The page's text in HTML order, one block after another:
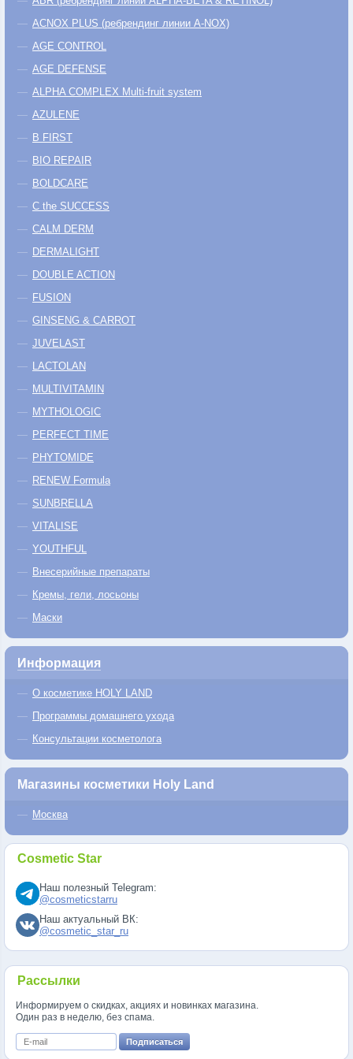
ACNOX PLUS (ребрендинг линии A-NOX)
AGE CONTROL
AGE DEFENSE
ALPHA COMPLEX Multi-fruit system
AZULENE
B FIRST
BIO REPAIR
BOLDCARE
C the SUCCESS
CALM DERM
DERMALIGHT
DOUBLE ACTION
FUSION
GINSENG & CARROT
JUVELAST
LACTOLAN
MULTIVITAMIN
MYTHOLOGIC
PERFECT TIME
PHYTOMIDE
RENEW Formula
SUNBRELLA
VITALISE
YOUTHFUL
Внесерийные препараты
Кремы, гели, лосьоны
Маски
Информация
О косметике HOLY LAND
Программы домашнего ухода
Консультации косметолога
Магазины косметики Holy Land
Москва
Cosmetic Star
Наш полезный Telegram:
@cosmeticstarru
Наш актуальный ВК:
@cosmetic_star_ru
Рассылки
Информируем о скидках, акциях и новинках магазина.
Один раз в неделю, без спама.